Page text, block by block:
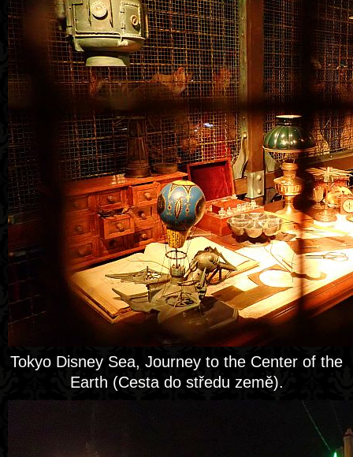
Tokyo Disney Sea, Journey to the Center of the
Earth (Cesta do středu země).